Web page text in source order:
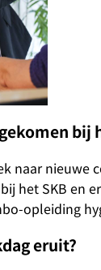
bij
naar nieuwe
het SKB en
opleiding
eruit?